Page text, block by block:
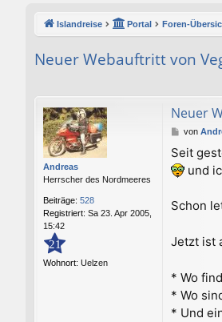
Islandreise Portal Foren-
Neuer Webauftritt von
Andreas
Herrscher des Nordmeeres
Beiträge: 528
Registriert: Sa 23. Apr 2005,
15:42
21
Wohnort: Uelzen
Neuer
B
i
t
g
von
Seit
und
Schon
Jetzt ist
* Wo
* Wo
* Und